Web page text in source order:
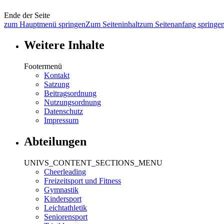
Ende der Seite
zum Hauptmenü springenZum Seiteninhaltzum Seitenanfang
Weitere Inhalte
Footermenü
Kontakt
Satzung
Beitragsordnung
Nutzungsordnung
Datenschutz
Impressum
Abteilungen
UNIVS_CONTENT_SECTIONS_MENU
Cheerleading
Freizeitsport und Fitness
Gymnastik
Kindersport
Leichtathletik
Seniorensport